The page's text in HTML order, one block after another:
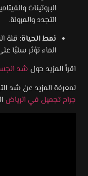
البروتينات
التجدد والمرونة.
نمط الحياة: قلة
الماء تؤثر سلبًا
اقرأ المزيد حول شد
لمعرفة المزيد عن شد
جراح تجميل في الرياض